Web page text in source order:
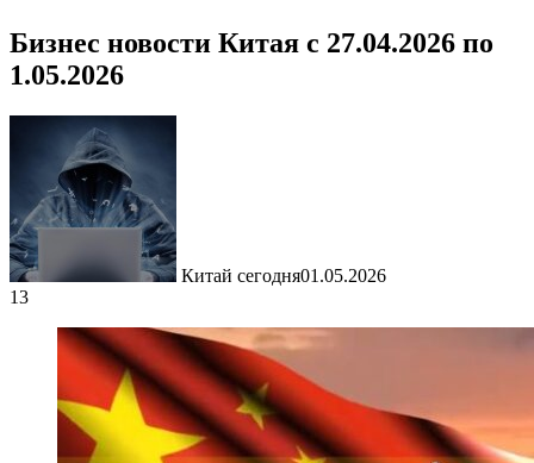
Бизнес новости Китая с 27.04.2026 по
1.05.2026
Китай сегодня01.05.2026
13